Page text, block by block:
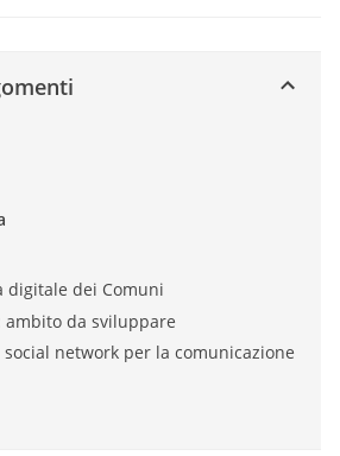
digitale dei Comuni
ambito da sviluppare
network per la comunicazione